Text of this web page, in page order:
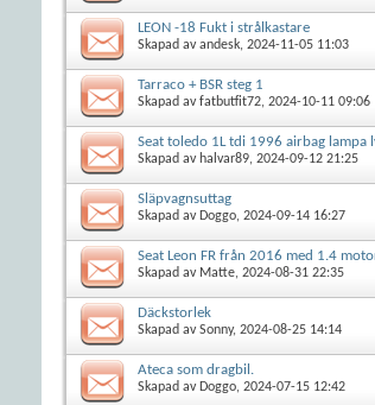
LEON -18 Fukt i strålkastare
Skapad avandesk, 2024-11-05 11:03
Tarraco + BSR steg 1
Skapad avfatbutfit72, 2024-10-11 09:06
Seat toledo 1L tdi 1996 airbag lampa
Skapad av halvar89, 2024-09-12 21:25
Släpvagnsuttag
Skapad av Doggo, 2024-09-14 16:27
Seat Leon FR från 2016 med 1.4
Skapad av Matte, 2024-08-31 22:35
Däckstorlek
Skapad avSonny, 2024-08-25 14:14
Ateca som dragbil.
Skapad av Doggo, 2024-07-15 12:42